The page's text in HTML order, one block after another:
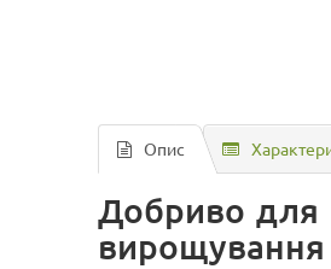
Опис
Добриво для
вирощування